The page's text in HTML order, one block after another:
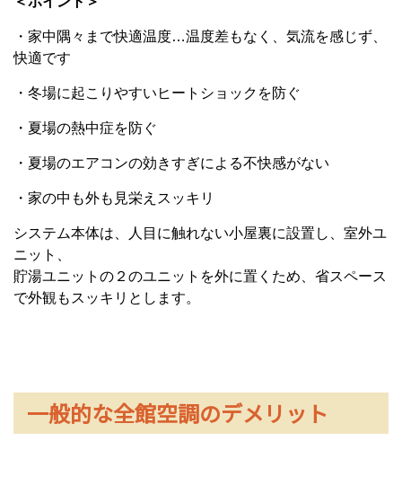
・家中隅々まで快適温度…温度差もなく、気流を感じず、
快適です
・冬場に起こりやすいヒートショックを防ぐ
・夏場の熱中症を防ぐ
・夏場のエアコンの効きすぎによる不快感がない
・家の中も外も見栄えスッキリ
システム本体は、人目に触れない小屋裏に設置し、室外ユ
ニット、
貯湯ユニットの２のユニットを外に置くため、省スペース
で外観もスッキリとします。
一般的な全館空調のデメリット